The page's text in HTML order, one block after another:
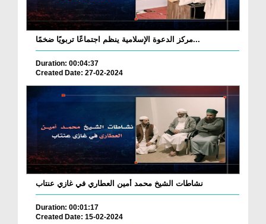
مركز الدعوة الإسلامية ينظم اجتماعًا تربويًا ضخمًا...
Duration: 00:04:37
Created Date: 27-02-2024
نشاطات الشيخ محمد أمين العطاري في غازي عنتاب
Duration: 00:01:17
Created Date: 15-02-2024